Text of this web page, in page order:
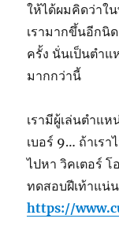
ให้ได้ผมคิดว่าใ
เรามากขึ้นอีกนิด
ครั้ง นั่นเป็นตำแ
มากกว่านี้
เรามีผู้เล่นตำแห
เบอร์ 9… ถ้าเรา
ไปหา วิคเตอร์
ทดสอบฝีเท้าแน่
https://